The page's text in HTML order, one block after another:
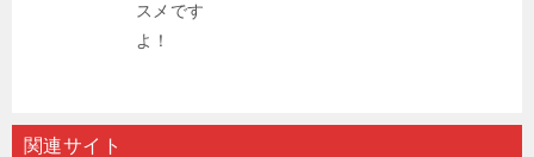
関連サイト